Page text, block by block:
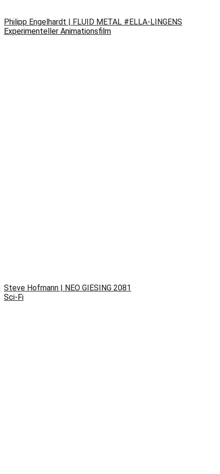
Philipp Engelhardt | FLUID METAL #ELLA-LINGENS
Experimenteller Animationsfilm
Steve Hofmann | NEO GIESING 2081
Sci-Fi